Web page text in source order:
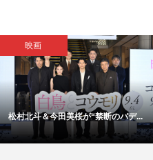
映画
松村北斗＆今田美桜が“禁断のバデ...